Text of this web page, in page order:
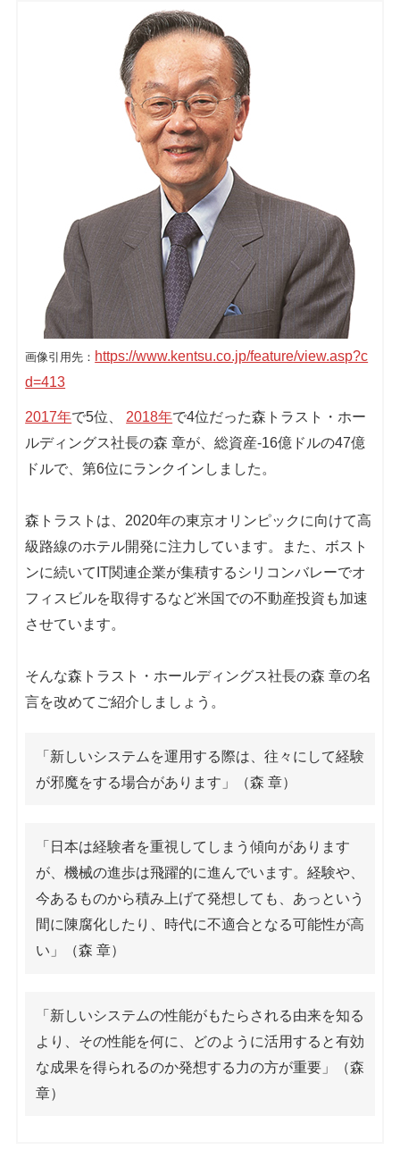
画像引用先： https://www.kentsu.co.jp/feature/view.asp?c
d=413
2017年で5位、 2018年で4位だった森トラスト・ホー
ルディングス社長の森 章が、総資産-16億ドルの47億
ドルで、第6位にランクインしました。
森トラストは、2020年の東京オリンピックに向けて高
級路線のホテル開発に注力しています。また、ボスト
ンに続いてIT関連企業が集積するシリコンバレーでオ
フィスビルを取得するなど米国での不動産投資も加速
させています。
そんな森トラスト・ホールディングス社長の森 章の名
言を改めてご紹介しましょう。
「新しいシステムを運用する際は、往々にして経験
が邪魔をする場合があります」（森 章）
「日本は経験者を重視してしまう傾向があります
が、機械の進歩は飛躍的に進んでいます。経験や、
今あるものから積み上げて発想しても、あっという
間に陳腐化したり、時代に不適合となる可能性が高
い」（森 章）
「新しいシステムの性能がもたらされる由来を知る
より、その性能を何に、どのように活用すると有効
な成果を得られるのか発想する力の方が重要」（森
章）
シェア